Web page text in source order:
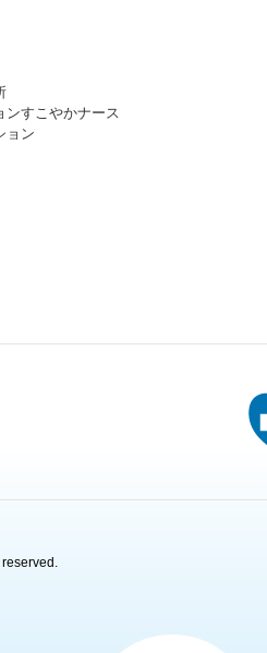
ンすこやかナース
ョン